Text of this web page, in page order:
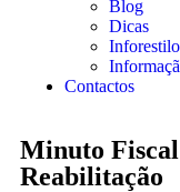
Blog
Dicas
Inforestilo
Contactos
Minuto Fiscal
Reabilitação